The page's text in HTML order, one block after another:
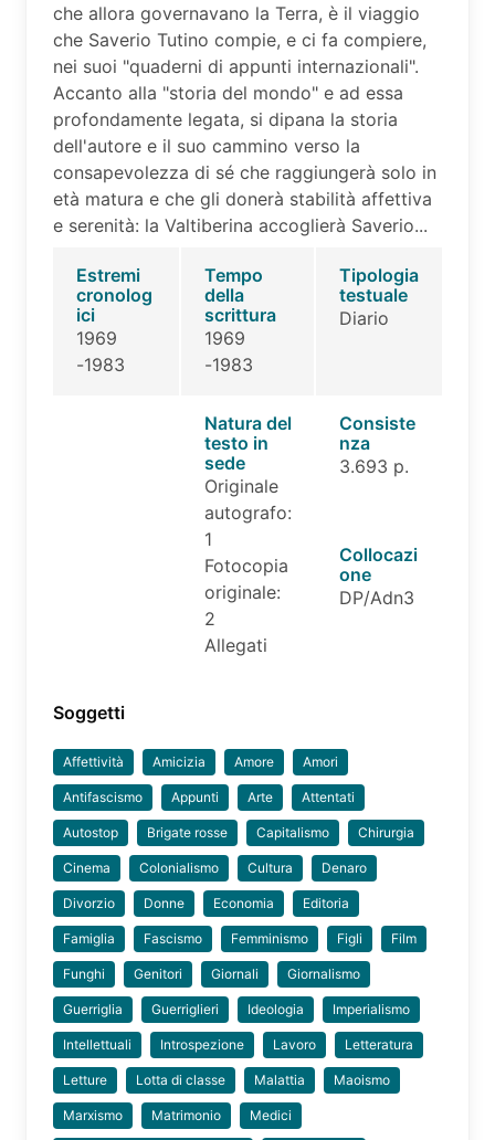
che allora governavano la Terra, è il viaggio
che Saverio Tutino compie, e ci fa compiere,
nei suoi "quaderni di appunti internazionali".
Accanto alla "storia del mondo" e ad essa
profondamente legata, si dipana la storia
dell'autore e il suo cammino verso la
consapevolezza di sé che raggiungerà solo in
età matura e che gli donerà stabilità affettiva
e serenità: la Valtiberina accoglierà Saverio...
Estremi
cronolog
ici
1969
-1983
Tempo
della
scrittura
1969
-1983
Tipologia
testuale
Diario
Natura del
testo in
sede
Originale
autografo:
1
Fotocopia
originale:
2
Allegati
Consiste
nza
3.693 p.
Collocazi
one
DP/Adn3
Soggetti
Affettività Amicizia Amore Amori
Antifascismo Appunti Arte Attentati
Autostop Brigate rosse Capitalismo Chirurgia
Cinema Colonialismo Cultura Denaro
Divorzio Donne Economia Editoria
Famiglia Fascismo Femminismo Figli Film
Funghi Genitori Giornali Giornalismo
Guerriglia Guerriglieri Ideologia Imperialismo
Intellettuali Introspezione Lavoro Letteratura
Letture Lotta di classe Malattia Maoismo
Marxismo Matrimonio Medici